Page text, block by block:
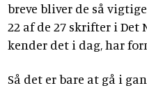
breve bliver de så
22 af de 27 skrifter i Det
kender det i dag, har
Så det er bare at gå i